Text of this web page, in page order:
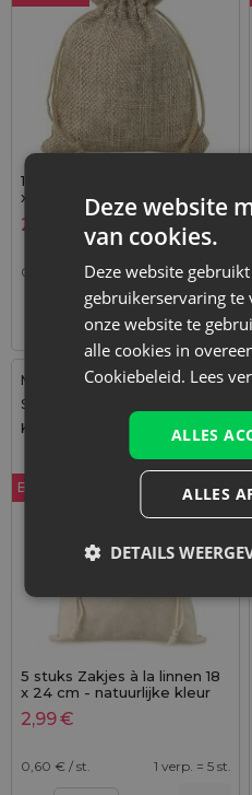
10 stuks Kleine jute zakjes 8
x 10 cm - natuurlijke kleur
2,89
0,29 € / st. 1 verp. = 10 st.
Maat: 18x24 cm
Stof: Linnen, Katoen, polyester
Kleur:
Bestseller
5 stuks Zakjes à la linnen 18
x 24 cm - natuurlijke kleur
2,99€
0,60 € / st. 1 verp. = 5 st.
Deze website
van cookies.
Deze website
gebruikerservaring te
onze website te
alle cookies in
Cookiebeleid. Lees
ALLES
ALLES
DETAILS